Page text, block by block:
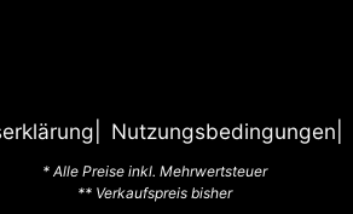
Nutzungsbedingungen
* Alle Preise inkl. Mehrwertsteuer
** Verkaufspreis bisher